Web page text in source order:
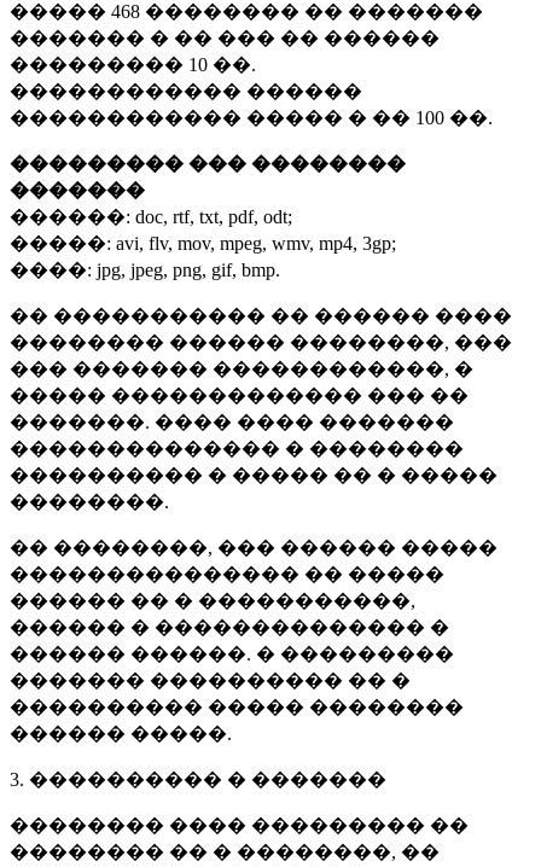
����� 468 �������� �� �������
������� � �� ��� �� ������
��������� 10 ��.
������������ ������
������������ ����� � �� 100 ��.
��������� ��� ��������
�������
������: doc, rtf, txt, pdf, odt;
�����: avi, flv, mov, mpeg, wmv, mp4, 3gp;
����: jpg, jpeg, png, gif, bmp.
�� ����������� �� ������ ����
�������� ������ ��������, ���
��� ������� ������������, �
����� ������������� ��� ��
�������. ���� ���� �������
�������������� � ��������
���������� � ����� �� � �����
��������.
�� ��������, ��� ������ �����
��������������� �� �����
������ �� � �����������,
������ � �������������� �
������ ������. � ���������
������� ���������� �� �
���������� ����� ��������
������ �����.
3. ���������� � �������
�������� ���� ��������� ��
�������� �� � ��������, ��